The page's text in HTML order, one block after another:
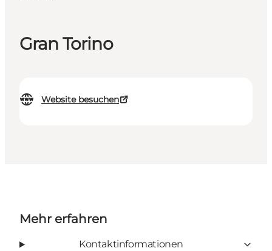
Gran Torino
Website besuchen
Mehr erfahren
Kontaktinformationen